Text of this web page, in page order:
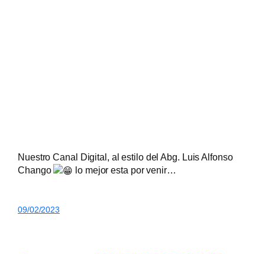
Nuestro Canal Digital, al estilo del Abg. Luis Alfonso
Chango
lo mejor esta por venir…
09/02/2023